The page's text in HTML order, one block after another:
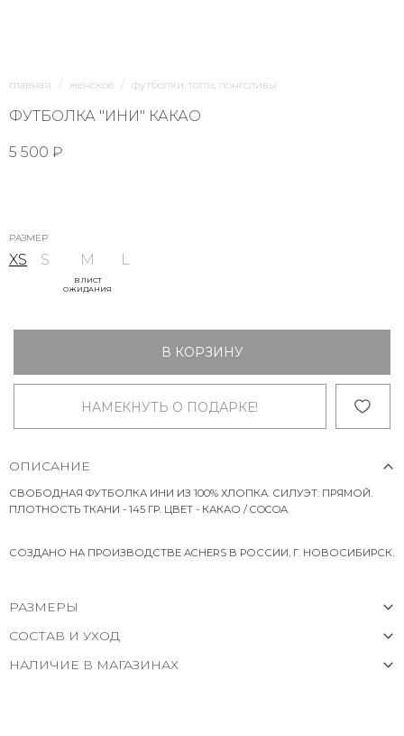
главная женское футболки, топы, лонгсливы
ФУТБОЛКА "ИНИ" КАКАО
5 500 ₽
РАЗМЕР
XS S M
В ЛИСТ
ОЖИДАНИЯ
L
В КОРЗИНУ
НАМЕКНУТЬ О ПОДАРКЕ!
ОПИСАНИЕ
СВОБОДНАЯ ФУТБОЛКА ИНИ ИЗ 100% ХЛОПКА. СИЛУЭТ: ПРЯМОЙ.
ПЛОТНОСТЬ ТКАНИ - 145 ГР. ЦВЕТ - КАКАО / COCOA.
СОЗДАНО НА ПРОИЗВОДСТВЕ ACHERS В РОССИИ, Г. НОВОСИБИРСК.
РАЗМЕРЫ
СОСТАВ И УХОД
НАЛИЧИЕ В МАГАЗИНАХ